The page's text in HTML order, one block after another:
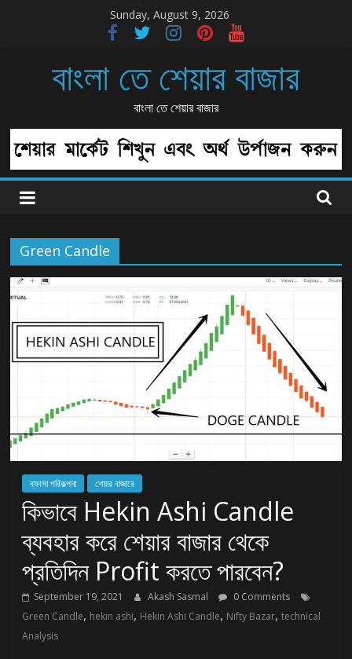
Sunday, August 9, 2026
বাংলা তে শেয়ার বাজার
বাংলা তে শেয়ার বাজার
Green Candle
ব্যবসা পরিকল্পনা শেয়ার বাজারে
কিভাবে Hekin Ashi Candle
ব্যবহার করে শেয়ার বাজার থেকে
প্রতিদিন Profit করতে পারবেন?
September 19, 2021 Akash Sasmal
0 Comments
Green Candle, hekin ashi, Hekin Ashi Candle, Nifty Bazar,technical
Analysis